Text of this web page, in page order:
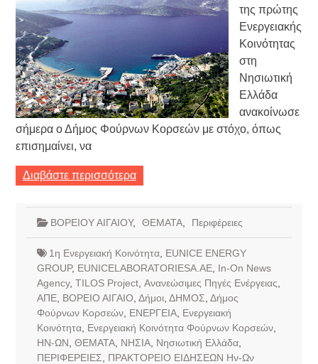
της πρώτης
Ενεργειακής
Κοινότητας
στη
Νησιωτική
Ελλάδα
ανακοίνωσε
σήμερα ο Δήμος Φούρνων Κορσεών με στόχο, όπως
επισημαίνει, να
Διαβάστε περισσότερα
ΒΟΡΕΙΟΥ ΑΙΓΑΙΟΥ, ΘΕΜΑΤΑ, Περιφέρειες
1η Ενεργειακή Κοινότητα, EUNICE ENERGY
GROUP, EUNICELABORATORIESA.ΑE, In-On News
Agency, TILOS Project, Ανανεώσιμες Πηγές Ενέργειας
ΑΠΕ, ΒΟΡΕΙΟ ΑΙΓΑΙΟ Δήμοι, ΔΗΜΟΣ Δήμος
Φούρνων Κορσεών, ΕΝΕΡΓΕΙΑ, Ενεργειακή
Κοινότητα, Ενεργειακή Κοινότητα Φούρνων Κορσεών,
ΗΝ-ΩΝ ΘΕΜΑΤΑ, ΝΗΣΙΑ, Νησιωτική Ελλάδα,
ΠΕΡΙΦΕΡΕΙΕΣ
ΠΡΑΚΤΟΡΕΙΟ ΕΙΔΗΣΕΩΝ Ην-Ων